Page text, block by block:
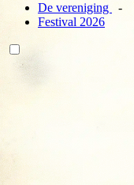
De vereniging
Festival 2026